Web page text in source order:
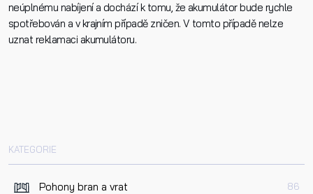
KATEGORIE
Pohony bran a vrat 86
neúplnému nabíjení a dochází k tomu, že akumulátor bude rychle
spotřebován a v krajním případě zničen. V tomto případě nelze
uznat reklamaci akumulátoru.
E-mail